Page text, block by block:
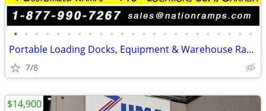
• • • • • • • • • • • • • • • • • • • • • • •
Portable Loading Docks, Equipment & Warehouse Ramps (Commercial Ramps)
7/8
$14,900